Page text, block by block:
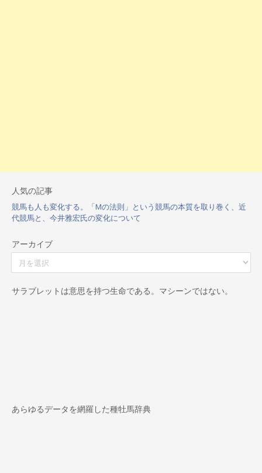
人気の記事
競馬も人も変化する。「Mの法則」という競馬の本質を取り巻く、近
代競馬と、今井雅宏氏の変化について
アーカイブ
イ
サラブレットは意思を持つ生命である。マシーンではない。
あらゆるデータを網羅した種牡馬辞典